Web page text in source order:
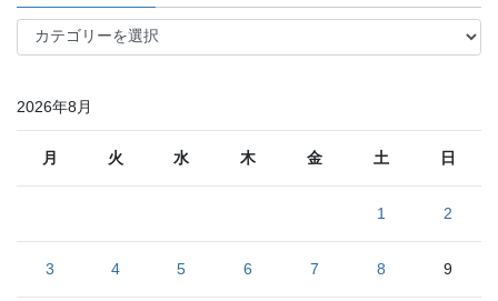
別
テ
リ
2026年8月
月 火 水 木 金 土 日
1 2
3 4 5 6 7 8 9